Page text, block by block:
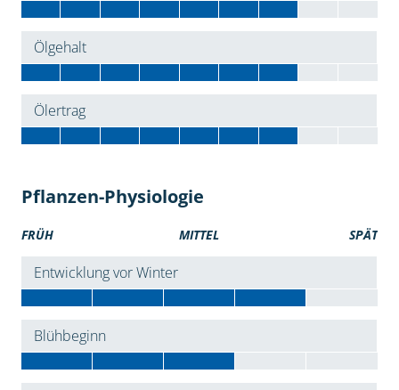
Ölgehalt
Ölertrag
Pflanzen-Physiologie
FRÜH MITTEL SPÄT
Entwicklung vor Winter
Blühbeginn